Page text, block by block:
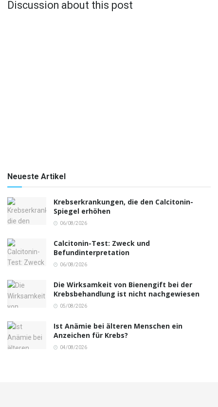
Discussion about this post
Neueste Artikel
Krebserkrankungen, die den Calcitonin-
Spiegel erhöhen
06/08/2026
Calcitonin-Test: Zweck und
Befundinterpretation
06/08/2026
Die Wirksamkeit von Bienengift bei der
Krebsbehandlung ist nicht nachgewiesen
05/08/2026
Ist Anämie bei älteren Menschen ein
Anzeichen für Krebs?
04/08/2026